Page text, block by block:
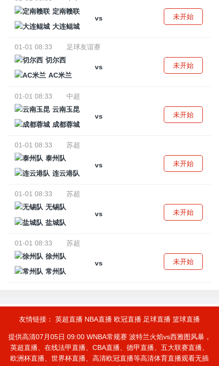
定南赣联
vs
大连鲲城
未开始
01-01 08:33
足球友谊赛
切尔西
vs
AC米兰
未开始
01-01 08:33
中超
云南玉昆
vs
成都蓉城
未开始
01-01 08:33
苏超
泰州队
vs
连云港队
未开始
01-01 08:33
苏超
无锡队
vs
盐城队
未开始
01-01 08:33
苏超
徐州队
vs
常州队
未开始
友情链接： 英超直播 NBA直播 欧冠直播 足球直播 篮球直播
提供高清07月05日 09:00 WNBA常规赛 波特兰火焰vs西雅图风暴，
英超直播、在线法甲直播、CBA直播、德甲直播、五大联赛直播、
欧洲杯直播、世界杯直播、高清欧冠直播等高清体育直播观看无插